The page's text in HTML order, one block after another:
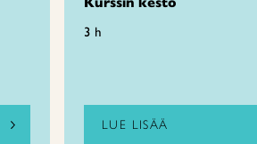
3 h
LUE LISÄÄ